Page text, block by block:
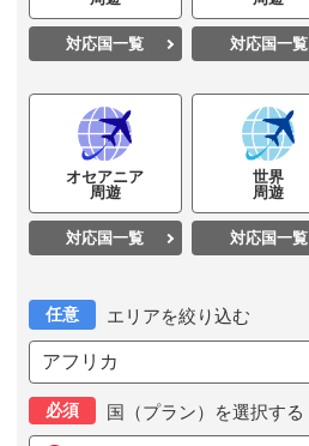
対応国一覧 対応国一覧
オセアニア
周遊
対応国一覧
世界
周遊
対応国一覧
任意 エリアを絞り込む
アフリカ
必須 国（プラン）を選択する